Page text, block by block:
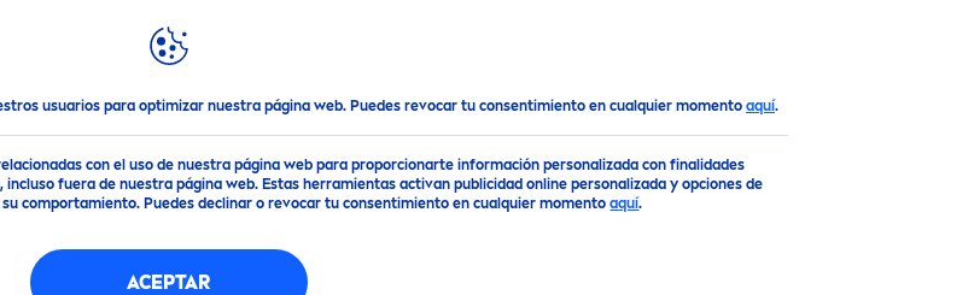
usuarios para optimizar nuestra página web. Puedes revocar tu consentimiento en cualquier momento aquí.
con el uso de nuestra página web para proporcionarte información personalizada con finalidades
fuera de nuestra página web. Estas herramientas activan publicidad online personalizada y opciones de
comportamiento. Puedes declinar o revocar tu consentimiento en cualquier momentoaquí.
ACEPTAR
DESTACADOS
Desodorante en AerosolNIVEA NiveaMenSilver Aerosol Antitranspirante
(1)
AEROSOL ANTITRANSPIRANTE